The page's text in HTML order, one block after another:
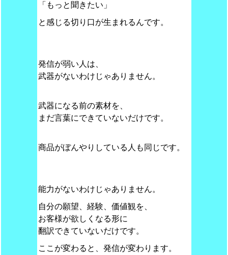
「もっと聞きたい」
と感じる切り口が生まれるんです。
発信が弱い人は、
武器がないわけじゃありません。
武器になる前の素材を、
まだ言葉にできていないだけです。
商品がぼんやりしている人も同じです。
能力がないわけじゃありません。
自分の願望、経験、価値観を、
お客様が欲しくなる形に
翻訳できていないだけです。
ここが変わると、発信が変わります。